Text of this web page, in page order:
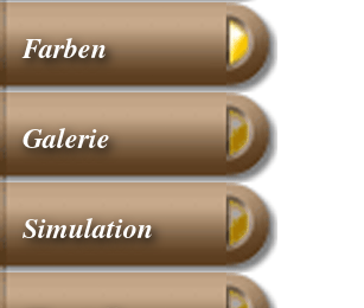
Farben
Galerie
Simulation